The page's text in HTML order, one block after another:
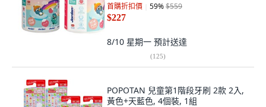
首購折扣價 59%$559
$227
8/10 星期一 預計送達
(125)
POPOTAN 兒童第1階段牙刷 2款 2入,
黃色+天藍色, 4個裝, 1組